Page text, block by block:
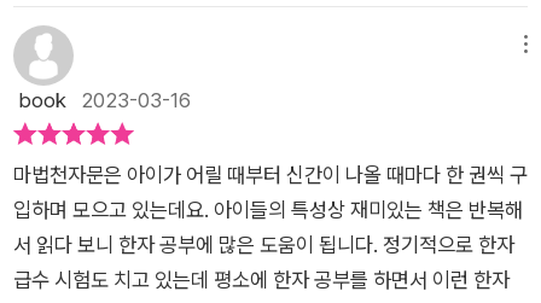
을 상대로 전혀 밀리지 않았고, 또한 상대의 능력을 빼앗고 여러
능력을 연달아 사용한 걸로 보아선 가면을 쓴 새로운 적은 삼국에
몇 안되는 상급 리더로 판단되는데...게다가 상당히 지능적이기도
하고요. 과연 수상한 가면을 쓴 새로운 적은 누구일까요?그리고
리더의 능력을 사고팔 수 있는 가게의 존재를 알려주었다는 이상
한 팔찌를 한 노파는 누구이며? 삼국에 거대한 재앙이 일어날 때
나타나는 수수께끼의 인물이기도 한 것 같은 이 노파를 시엔과 오
공은 찾아낼 수 있을까요?자꾸만 이상한 일에 휘둘리는 오공의
도착한 오공일행은 시엔을 그곳에서 만나게 되고 그들을 조용히
관찰하는 의문의 인물에 대한 궁금증을 남긴체 이야기는 마무리
된다.​ 이번 책에서는 총 20개의 필수 어휘가 등장한다. 부르짓을
'호(號)'로 끝나는 기호(記號), 암호(暗號)와 신호(信號). 깊을
경보(警報)가 등장하며, 글 ‘서(書)’로 이루어진 낙서(落書). 문
서(文書), 서고(書庫)가 나온다. 외에도 온당(穩當), 당연(當
然), 부당(不當), 습격(襲擊), 공격(攻擊), 충격(衝擊), 목격(目
擊), 치안(治安), 통치(統治), 치료(治療)가 책에 소개되지만 5
다. ​마법천자문이 처음 나왔을 때 어려운 한자를 친근한 오공이라
는 캐릭터를 사용하여 습득할 수 있도록 하는 획기적인 기획으로
아이들보다 부모들이 더 좋아했던 기억이 있다. 이 책을 통하지
않고 이 한자를 볼 수 있는 기회가 있을까 싶은 어려운 한자도 쉽
려운 한자가 등장한다. 아이가 평소에 잘 사용하지 않아 어?라고
반응하는 어휘도 있어서 많은 도움이 되었다. 한자는 음절마다 의
미로 하나 하나 풀어서 이해할 수 있어서 어휘력과 이해력을 높이
는데 도움이 된다. 추가로 제공된 카드로 게임을 하면서 자연스럽
book 2023-03-16
마법천자문은 아이가 어릴 때부터 신간이 나올 때마다 한 권씩 구
입하며 모으고 있는데요. 아이들의 특성상 재미있는 책은 반복해
서 읽다 보니 한자 공부에 많은 도움이 됩니다. 정기적으로 한자
급수 시험도 치고 있는데 평소에 한자 공부를 하면서 이런 한자